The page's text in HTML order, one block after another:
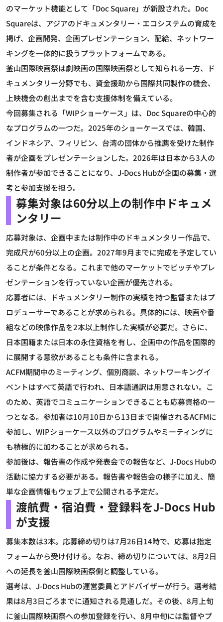
のマーケット機能として「Doc Square」が新設された。Doc
Squareは、アジアのドキュメンタリー・エコシステムの育成を
掲げ、企画開発、企画プレゼンテーション、配給、ネットワー
キングを一体的に扱うプラットフォームである。
釜山国際映画祭は劇映画の国際映画祭として知られる一方、ド
キュメンタリー分野でも、資金援助から国際共同製作の機会、
上映機会の創出までを含む支援体制を備えている。
今回募集される「WIPショーケース」は、Doc Squareの中心的
なプログラムの一つだ。2025年のショーケースでは、韓国、
インドネシア、フィリピン、台湾の団体から推薦を受けた制作
者が企画をプレゼンテーションした。2026年は日本から3人の
制作者が参加できることになり、J-Docs Hubが企画の募集・選
考と参加支援を担う。
募集対象は60分以上の制作中ドキュメ
ンタリー
応募対象は、企画中または制作中のドキュメンタリー作品で、
完成尺が60分以上の企画。2027年9月までに完成を予定してい
ることが条件となる。これまで他のマーケットでピッチやプレ
ゼンテーションを行っていない企画が優先される。
応募者には、ドキュメンタリー制作の実績を持つ監督またはプ
ロデューサーであることが求められる。具体的には、映画や番
組などの映像作品を2本以上制作した実績が必要だ。さらに、
日本国籍または日本の永住資格を有し、企画中の作品を国際的
に展開する意欲があることも条件に含まれる。
ACFM期間中のミーティング、個別商談、ネットワーキングイ
ベントはすべて英語で行われ、日本語通訳は用意されない。こ
のため、英語でコミュニケーションできることも応募資格の一
つとなる。参加者は10月10日から13日まで開催されるACFMに
参加し、WIPショーケース以外のプログラムやミーティングに
も積極的に加わることが求められる。
参加後は、報告書の作成や発表会での報告など、J-Docs Hubの
活動に協力する必要がある。報告書や報告会の様子に加え、簡
単な企画情報もウェブ上で公開される予定だ。
渡航費・宿泊費・登録料をJ-Docs Hub
が支援
募集本数は3本。応募締め切りは7月26日14時で、応募は指定
フォームから受け付ける。なお、締め切りについては、8月2日
への延長を釜山国際映画祭側と調整している。
選考は、J-Docs Hubの運営委員とアドバイザーが行う。選考結
果は8月3日ごろまでに通知される見通しだ。その後、8月上旬
に釜山国際映画祭への参加登録を行い、8月中旬には監督やプ